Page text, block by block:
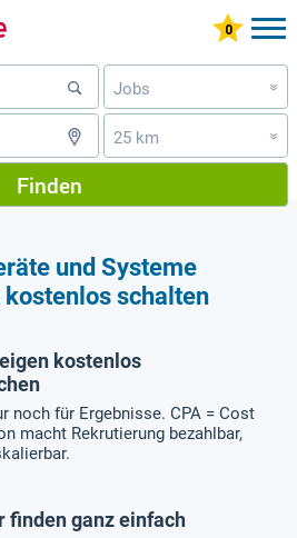
Jobs »
25 km »
Finden
und Systeme
schalten
kostenlos
noch für Ergebnisse. CPA = Cost
macht Rekrutierung bezahlbar,
finden ganz einfach